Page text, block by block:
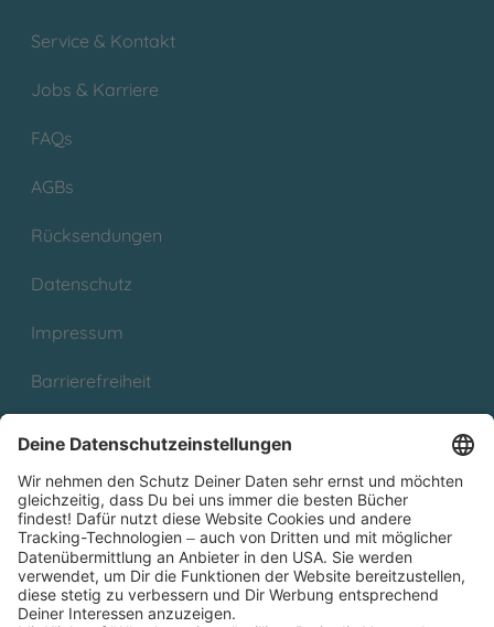
Service & Kontakt
Jobs & Karriere
FAQs
AGBs
Rücksendungen
Datenschutz
Impressum
Barrierefreiheit
Partnerprogramm (Affiliate)
Folge uns auf